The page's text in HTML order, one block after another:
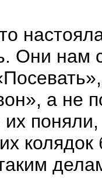
Они нам
а не